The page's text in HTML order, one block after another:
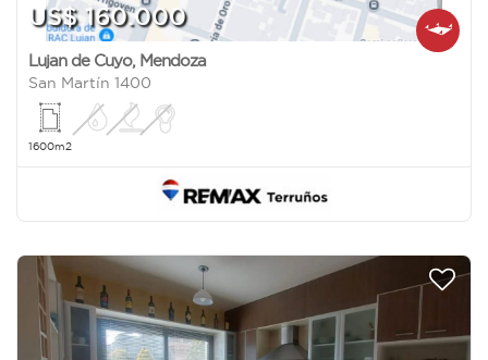
US$ 160.000
Lujan de Cuyo, Mendoza
San Martín 1400
1600m2